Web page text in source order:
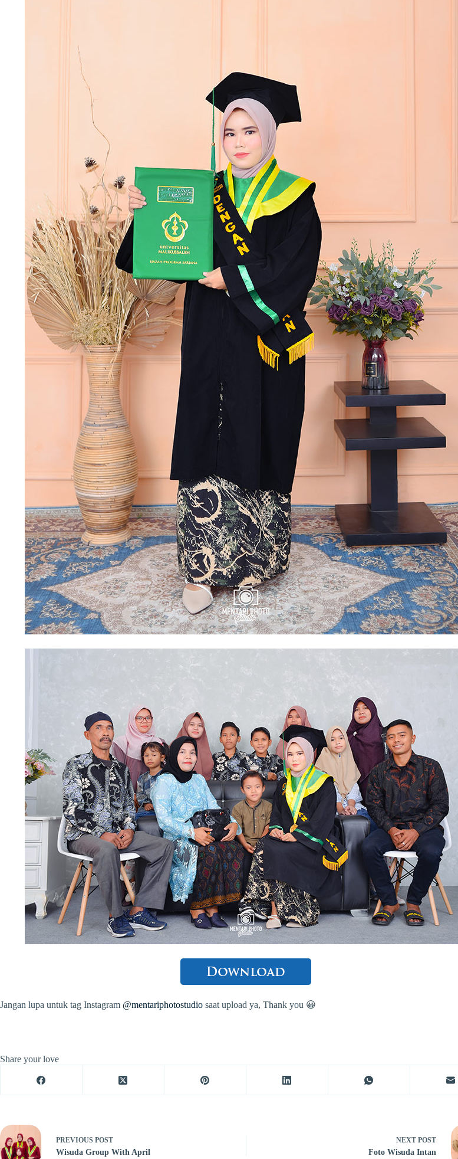
Jangan lupa untuk tag Instagram @mentariphotostudio saat upload ya, Thank you 😀
Share your love
PREVIOUS POST
Wisuda Group With April
NEXT POST
Foto Wisuda Intan